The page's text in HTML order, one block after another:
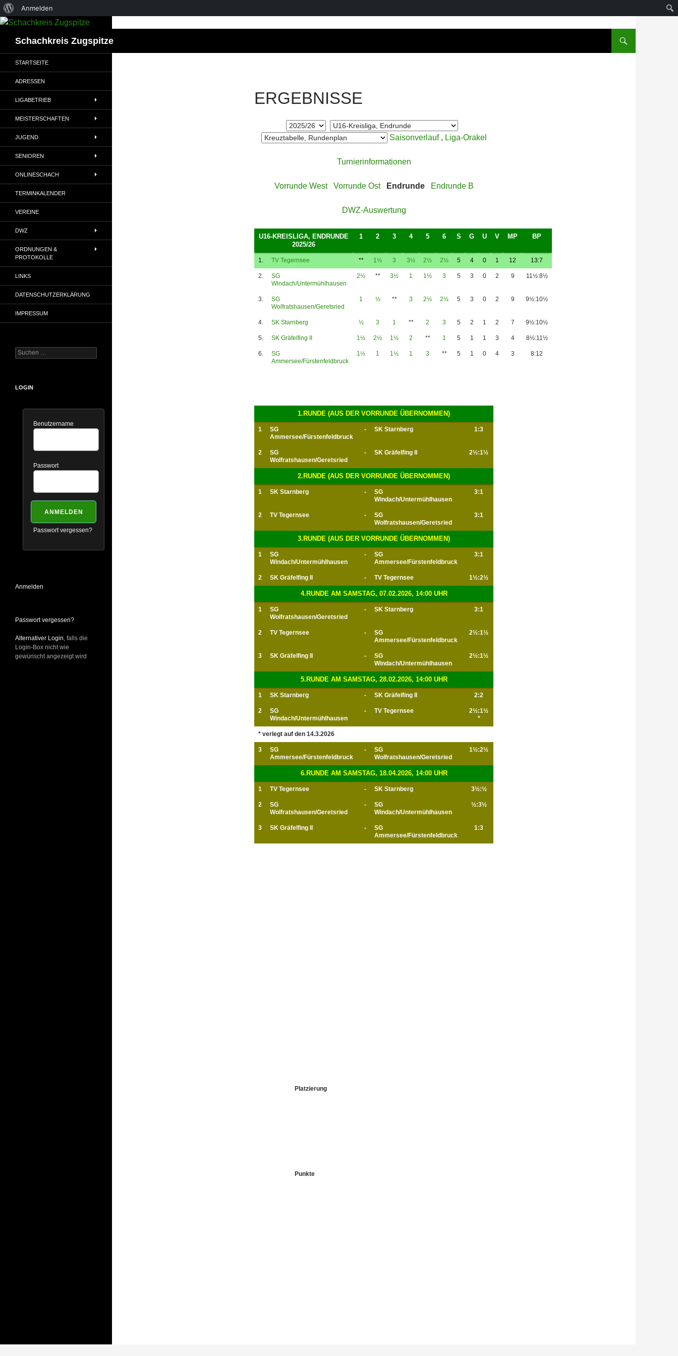
Über
WordPress
Anmelden
Zum
springenSchachkreis Zugspitze
ERGEBNISSE
Saisonverlauf, Liga-Orakel
Turnierinformationen
Vorrunde West Vorrunde Ost Endrunde Endrunde B
DWZ-Auswertung
U16-KREISLIGA, ENDRUNDE
2025/26
1 2 3 4 5 6 S G U V MP BP
1. TV Tegernsee ** 1½ 3 3½ 2½ 2½ 5 4 0 1 12 13:7
2.
SG
Windach/Untermühlhausen
2½ ** 3½ 1 1½ 3 5 3 0 2 9 11½:8½
3.
SG
Wolfratshausen/Geretsried
1 ½ ** 3 2½ 2½ 5 3 0 2 9 9½:10½
4. SK Starnberg ½ 3 1 ** 2 3 5 2 1 2 7 9½:10½
5. SK Gräfelfing II 1½ 2½ 1½ 2 ** 1 5 1 1 3 4 8½:11½
6.
SG
Ammersee/Fürstenfeldbruck
1½ 1 1½ 1 3 ** 5 1 0 4 3 8:12
1.RUNDE (AUS DER VORRUNDE ÜBERNOMMEN)
1
SG
Ammersee/Fürstenfeldbruck
- SK Starnberg 1:3
2
SG
Wolfratshausen/Geretsried
- SK Gräfelfing II 2½:1½
2.RUNDE (AUS DER VORRUNDE ÜBERNOMMEN)
1 SK Starnberg -
SG
Windach/Untermühlhausen
3:1
2 TV Tegernsee -
SG
Wolfratshausen/Geretsried
3:1
3.RUNDE (AUS DER VORRUNDE ÜBERNOMMEN)
1
SG
Windach/Untermühlhausen
-
SG
Ammersee/Fürstenfeldbruck
3:1
2 SK Gräfelfing II - TV Tegernsee 1½:2½
4.RUNDE AM SAMSTAG, 07.02.2026, 14:00 UHR
1
SG
Wolfratshausen/Geretsried
- SK Starnberg 3:1
2 TV Tegernsee -
SG
Ammersee/Fürstenfeldbruck
2½:1½
3 SK Gräfelfing II -
SG
Windach/Untermühlhausen
2½:1½
5.RUNDE AM SAMSTAG, 28.02.2026, 14:00 UHR
1 SK Starnberg - SK Gräfelfing II 2:2
2
SG
Windach/Untermühlhausen
- TV Tegernsee
2½:1½
*
* verlegt auf den 14.3.2026
3
SG
Ammersee/Fürstenfeldbruck
-
SG
Wolfratshausen/Geretsried
1½:2½
6.RUNDE AM SAMSTAG, 18.04.2026, 14:00 UHR
1 TV Tegernsee - SK Starnberg 3½:½
2
SG
Wolfratshausen/Geretsried
-
SG
Windach/Untermühlhausen
½:3½
3 SK Gräfelfing II -
SG
Ammersee/Fürstenfeldbruck
1:3
Platzierung
Punkte
STARTSEITE
ADRESSEN
LIGABETRIEB
MEISTERSCHAFTEN
JUGEND
SENIOREN
ONLINESCHACH
TERMINKALENDER
VEREINE
DWZ
ORDNUNGEN &
PROTOKOLLE
LINKS
DATENSCHUTZERKLÄRUNG
IMPRESSUM
Suchen
nach:
LOGIN
Benutzername
Passwort
Passwort vergessen?
Anmelden
Passwort vergessen?
Alternativer Login , falls die
Login-Box nicht wie
gewünscht angezeigt wird